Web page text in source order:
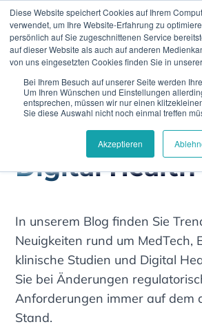
Diese Website speichert Cookies auf Ihrem
verwendet, um Ihre Website-Erfahrung zu
persönlich auf Sie zugeschnittenen Service
auf dieser Website als auch auf anderen
von uns eingesetzten Cookies finden Sie in
Bei Ihrem Besuch auf unserer Seite werden
Um Ihren Wünschen und Einstellungen
entsprechen, müssen wir nur einen
Sie diese Auswahl nicht noch einmal treffen
Akzeptieren
Home Pharma
Digital Health
In unserem Blog finden Sie
Neuigkeiten rund um MedTech,
klinische Studien und Digital
Sie bei Änderungen
Anforderungen immer auf dem
Stand.